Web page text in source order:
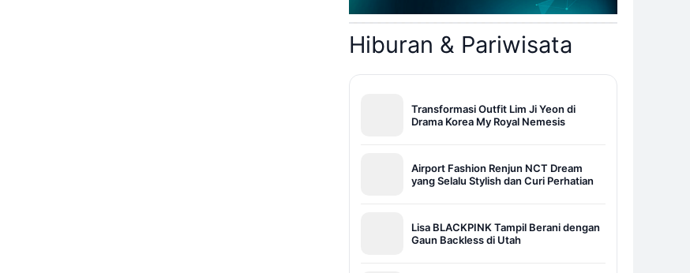
Hiburan & Pariwisata
Transformasi Outfit Lim Ji Yeon di
Drama Korea My Royal Nemesis
Airport Fashion Renjun NCT Dream
yang Selalu Stylish dan Curi Perhatian
Lisa BLACKPINK Tampil Berani dengan
Gaun Backless di Utah